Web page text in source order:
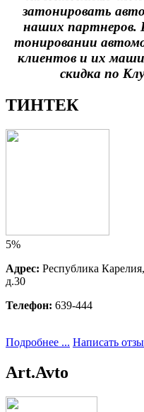
затонировать
наших
тонировании
клиентов и их
скидка по
ТИНТЕК
5%
Адрес: Республика
д.30
Телефон: 639-444
Подробнее ... Написать
Art.Avto